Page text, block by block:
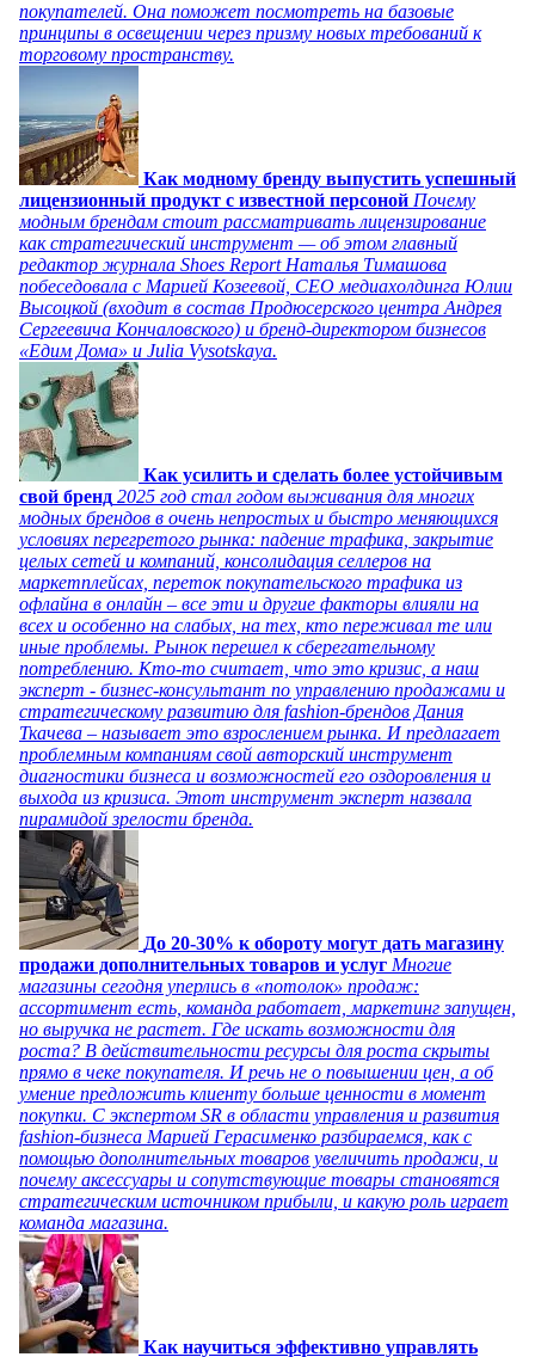
покупателей. Она поможет посмотреть на базовые
принципы в освещении через призму новых требований к
торговому пространству.
Как модному бренду выпустить успешный
лицензионный продукт с известной персоной Почему
модным брендам стоит рассматривать лицензирование
как стратегический инструмент — об этом главный
редактор журнала Shoes Report Наталья Тимашова
побеседовала с Марией Козеевой, СЕО медиахолдинга Юлии
Высоцкой (входит в состав Продюсерского центра Андрея
Сергеевича Кончаловского) и бренд-директором бизнесов
«Едим Дома» и Julia Vysotskaya.
Как усилить и сделать более устойчивым
свой бренд 2025 год стал годом выживания для многих
модных брендов в очень непростых и быстро меняющихся
условиях перегретого рынка: падение трафика, закрытие
целых сетей и компаний, консолидация селлеров на
маркетплейсах, переток покупательского трафика из
офлайна в онлайн – все эти и другие факторы влияли на
всех и особенно на слабых, на тех, кто переживал те или
иные проблемы. Рынок перешел к сберегательному
потреблению. Кто-то считает, что это кризис, а наш
эксперт - бизнес-консультант по управлению продажами и
стратегическому развитию для fashion-брендов Дания
Ткачева – называет это взрослением рынка. И предлагает
проблемным компаниям свой авторский инструмент
диагностики бизнеса и возможностей его оздоровления и
выхода из кризиса. Этот инструмент эксперт назвала
пирамидой зрелости бренда.
До 20-30% к обороту могут дать магазину
продажи дополнительных товаров и услуг Многие
магазины сегодня уперлись в «потолок» продаж:
ассортимент есть, команда работает, маркетинг запущен,
но выручка не растет. Где искать возможности для
роста? В действительности ресурсы для роста скрыты
прямо в чеке покупателя. И речь не о повышении цен, а об
умение предложить клиенту больше ценности в момент
покупки. С экспертом SR в области управления и развития
fashion-бизнеса Марией Герасименко разбираемся, как с
помощью дополнительных товаров увеличить продажи, и
почему аксессуары и сопутствующие товары становятся
стратегическим источником прибыли, и какую роль играет
команда магазина.
Как научиться эффективно управлять